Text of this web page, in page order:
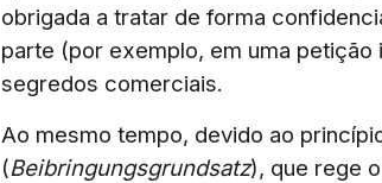
obrigada a tratar de forma
parte (por exemplo, em uma
segredos comerciais.
Ao mesmo tempo, devido ao
(Beibringungsgrundsatz), que rege